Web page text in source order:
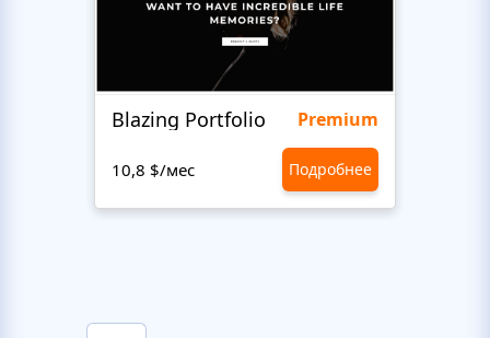
Blazing Portfolio Premium
10,8 $/мес Подробнее